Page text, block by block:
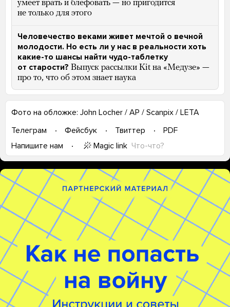
умеет врать и блефовать — но пригодится
не только для этого
Человечество веками живет мечтой о вечной
молодости. Но есть ли у нас в реальности хоть
какие-то шансы найти чудо-таблетку
от старости? Выпуск рассылки Kit на «Медузе» —
про то, что об этом знает наука
Фото на обложке: John Locher / AP / Scanpix / LETA
Телеграм
Фейсбук Твиттер
PDF
Напишите нам
Magic link Что-что?